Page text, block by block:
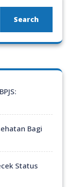
Search
Bagi
Status